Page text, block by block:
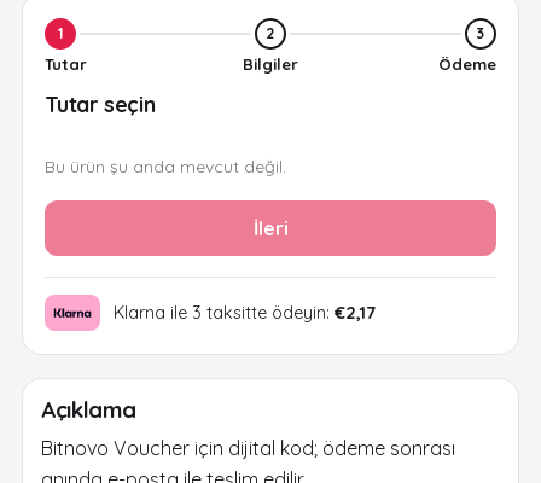
1
Tutar
2
Bilgiler
3
Ödeme
Tutar seçin
Bu ürün şu anda mevcut değil.
İleri
Klarna ile 3 taksitte ödeyin: €2,17
Açıklama
Bitnovo Voucher için dijital kod; ödeme sonrası